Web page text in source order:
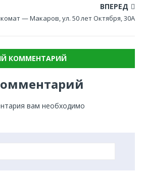
ВПЕРЕД
— Макаров, ул. 50 лет Октября, 30А
КОММЕНТАРИЙ
вам необходимо